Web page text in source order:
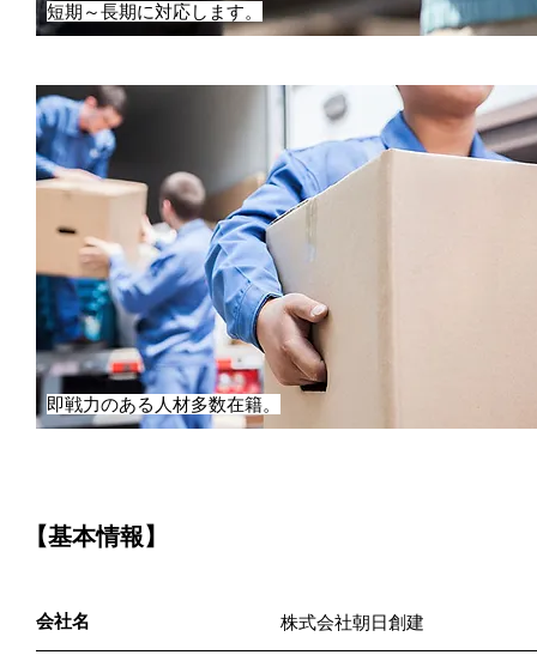
短期～長期に対応します。
即戦力のある人材多数在籍。
【基本情報】
会社名 株式会社朝日創建